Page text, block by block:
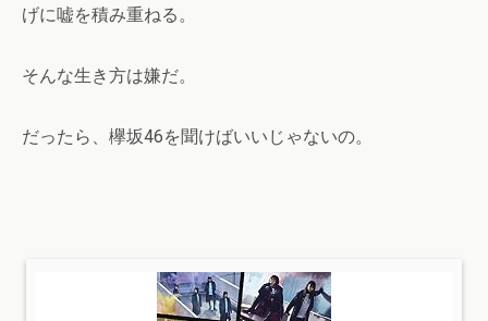
げに嘘を積み重ねる。
そんな生き方は嫌だ。
だったら、欅坂46を聞けばいいじゃないの。